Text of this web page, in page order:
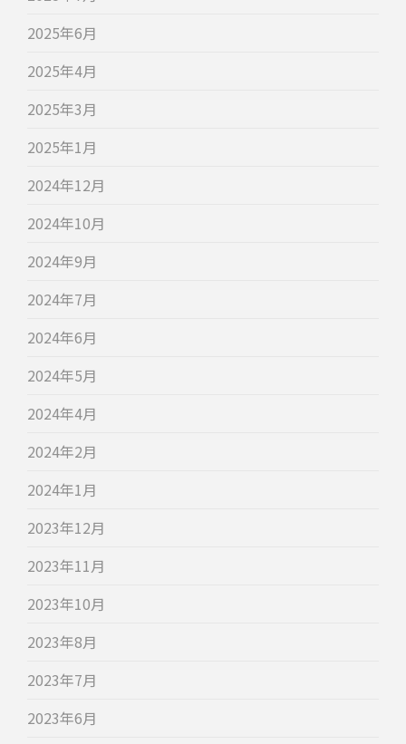
2025年6月
2025年4月
2025年3月
2025年1月
2024年12月
2024年10月
2024年9月
2024年7月
2024年6月
2024年5月
2024年4月
2024年2月
2024年1月
2023年12月
2023年11月
2023年10月
2023年8月
2023年7月
2023年6月